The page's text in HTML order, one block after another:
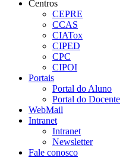
Centros
CEPRE
CCAS
CIATox
CIPED
CPC
CIPOI
Portais
Portal do Aluno
Portal do Docente
WebMail
Intranet
Intranet
Newsletter
Fale conosco